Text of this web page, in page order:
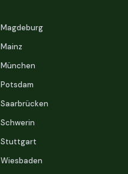
Magdeburg
Mainz
München
Potsdam
Saarbrücken
Schwerin
Stuttgart
Wiesbaden